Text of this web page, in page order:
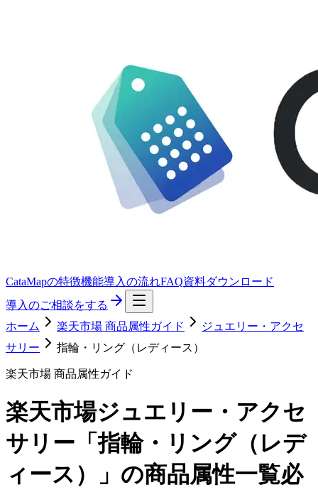
CataMapの特徴機能導入の流れFAQ資料ダウンロード
導入のご相談をする
ホーム
楽天市場 商品属性ガイド
ジュエリー・アクセ
サリー
指輪・リング（レディース）
楽天市場 商品属性ガイド
楽天市場ジュエリー・アクセ
サリー「指輪・リング（レデ
ィース）」 の商品属性一覧必